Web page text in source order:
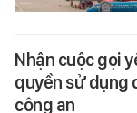
Nhận cuộc gọi
quyền sử dụng
công an